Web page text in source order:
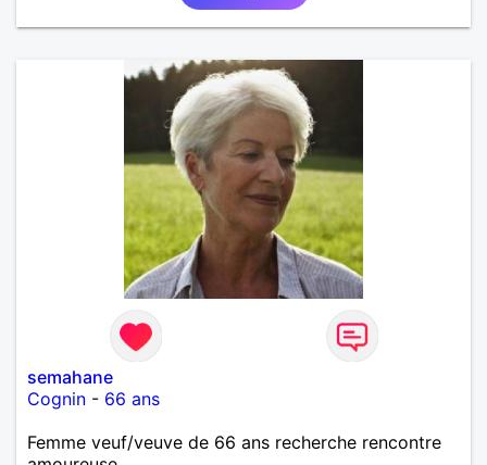
semahane
Cognin - 66 ans
Femme veuf/veuve de 66 ans recherche rencontre